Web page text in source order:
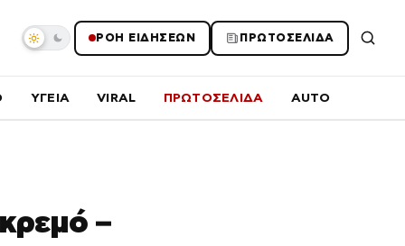
ΡΟΗ ΕΙΔΗΣΕΩΝ ΠΡΩΤΟΣΕΛΙΔΑ
ΥΓΕΙΑ VIRAL ΠΡΩΤΟΣΕΛΙΔΑ AUTO
–